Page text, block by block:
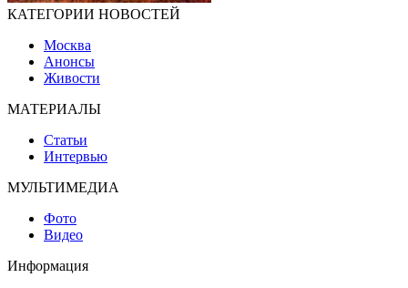
КАТЕГОРИИ НОВОСТЕЙ
Москва
Анонсы
Живости
МАТЕРИАЛЫ
Статьи
Интервью
МУЛЬТИМЕДИА
Фото
Видео
Информация